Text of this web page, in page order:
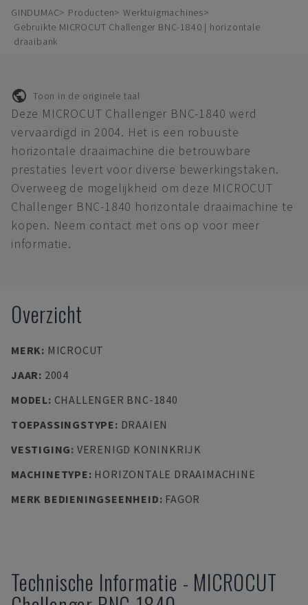
GINDUMAC Producten
Werktuigmachines
Gebruikte MICROCUT Challenger BNC-1840 | horizontale
draaibank
Toon in de originele taal
Deze MICROCUT Challenger BNC-1840 werd
vervaardigd in 2004. Het is een robuuste
horizontale draaimachine die betrouwbare
prestaties levert voor diverse bewerkingstaken.
Overweeg de mogelijkheid om deze MICROCUT
Challenger BNC-1840 horizontale draaimachine te
kopen. Neem contact met ons op voor meer
informatie.
Overzicht
MERK: MICROCUT
JAAR: 2004
MODEL: CHALLENGER BNC-1840
TOEPASSINGSTYPE: DRAAIEN
VESTIGING: VERENIGD KONINKRIJK
MACHINETYPE: HORIZONTALE DRAAIMACHINE
MERK BEDIENINGSEENHEID: FAGOR
Technische Informatie - MICROCUT